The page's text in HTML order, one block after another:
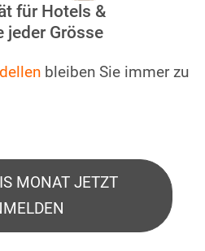
für Hotels &
Grösse
bleiben Sie immer zu
MONAT JETZT